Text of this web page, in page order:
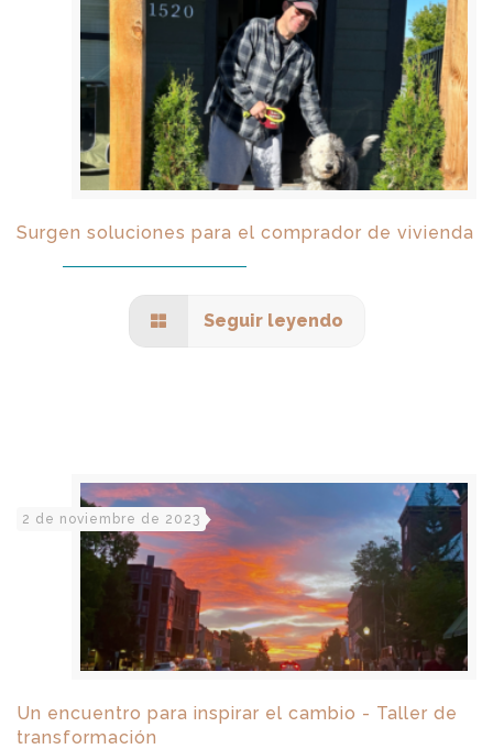
Surgen soluciones para el comprador de vivienda
Seguir leyendo
2 de noviembre de 2023
Un encuentro para inspirar el cambio - Taller de
transformación